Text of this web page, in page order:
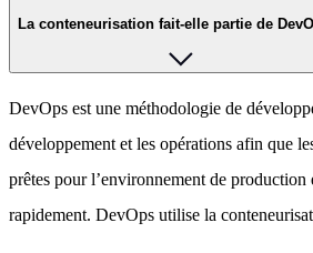
La conteneurisation fait-elle partie de
DevOps est une méthodologie de
développement et les opérations afin que
prêtes pour l’environnement de production
rapidement. DevOps utilise la